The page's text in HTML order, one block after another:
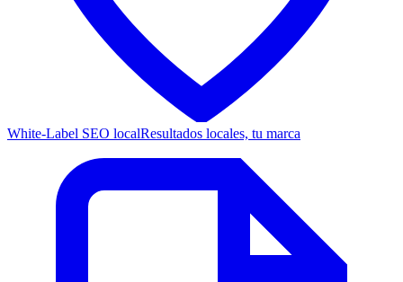
White-Label SEO localResultados locales, tu marca